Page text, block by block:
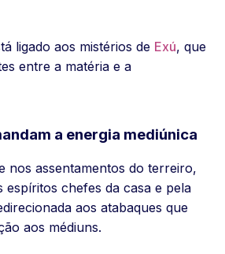
ligado aos mistérios de Exú, que
entre a matéria e a
a energia mediúnica
nos assentamentos do terreiro,
espíritos chefes da casa e pela
aos atabaques que
aos médiuns.